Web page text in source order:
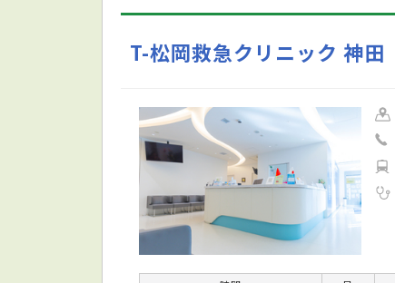
T-松岡救急クリニック 神田